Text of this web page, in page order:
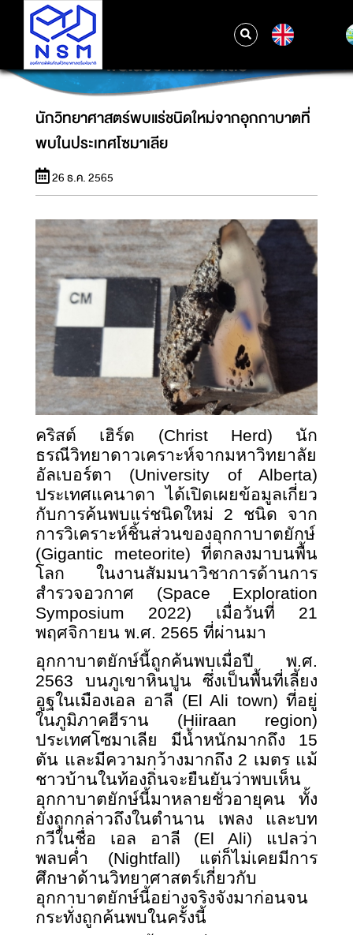
นักวิทยาศาสตร์พบแร่ชนิดใหม่จากอุกกาบาตที่
พบในประเทศโซมาเลีย
นักวิทยาศาสตร์พบแร่ชนิดใหม่จากอุกกาบาตที่
พบในประเทศโซมาเลีย
26 ธ.ค. 2565
คริสต์ เฮิร์ด (Christ Herd) นัก
ธรณีวิทยาดาวเคราะห์จากมหาวิทยาลัย
อัลเบอร์ตา (University of Alberta)
ประเทศแคนาดา ได้เปิดเผยข้อมูลเกี่ยว
กับการค้นพบแร่ชนิดใหม่ 2 ชนิด จาก
การวิเคราะห์ชิ้นส่วนของอุกกาบาตยักษ์
(Gigantic meteorite) ที่ตกลงมาบนพื้น
โลก ในงานสัมมนาวิชาการด้านการ
สำรวจอวกาศ (Space Exploration
Symposium 2022) เมื่อวันที่ 21
พฤศจิกายน พ.ศ. 2565 ที่ผ่านมา
อุกกาบาตยักษ์นี้ถูกค้นพบเมื่อปี พ.ศ.
2563 บนภูเขาหินปูน ซึ่งเป็นพื้นที่เลี้ยง
อูฐในเมืองเอล อาลี (El Ali town) ที่อยู่
ในภูมิภาคฮีราน (Hiiraan region)
ประเทศโซมาเลีย มีน้ำหนักมากถึง 15
ตัน และมีความกว้างมากถึง 2 เมตร แม้
ชาวบ้านในท้องถิ่นจะยืนยันว่าพบเห็น
อุกกาบาตยักษ์นี้มาหลายชั่วอายุคน ทั้ง
ยังถูกกล่าวถึงในตำนาน เพลง และบท
กวีในชื่อ เอล อาลี (El Ali) แปลว่า
พลบค่ำ (Nightfall) แต่ก็ไม่เคยมีการ
ศึกษาด้านวิทยาศาสตร์เกี่ยวกับ
อุกกาบาตยักษ์นี้อย่างจริงจังมาก่อนจน
กระทั่งถูกค้นพบในครั้งนี้